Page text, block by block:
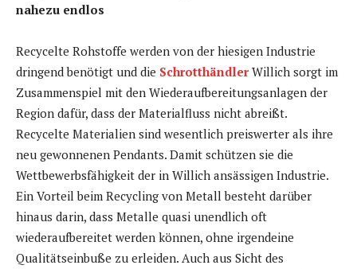
nahezu endlos
Recycelte Rohstoffe werden von der hiesigen Industrie
dringend benötigt und die SchrotthändlerWillich sorgt im
Zusammenspiel mit den Wiederaufbereitungsanlagen der
Region dafür, dass der Materialfluss nicht abreißt.
Recycelte Materialien sind wesentlich preiswerter als ihre
neu gewonnenen Pendants. Damit schützen sie die
Wettbewerbsfähigkeit der in Willich ansässigen Industrie.
Ein Vorteil beim Recycling von Metall besteht darüber
hinaus darin, dass Metalle quasi unendlich oft
wiederaufbereitet werden können, ohne irgendeine
Qualitätseinbuße zu erleiden. Auch aus Sicht des